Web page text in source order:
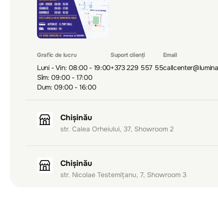
Grafic de lucru
Luni - Vin: 08:00 - 19:00
Sîm: 09:00 - 17:00
Dum: 09:00 - 16:00
Suport clienți
+373 229 557 55
Email
Chișinău
str. Calea Orheiului, 37, Showroom 2
Chișinău
str. Nicolae Testemițanu, 7, Showroom 3